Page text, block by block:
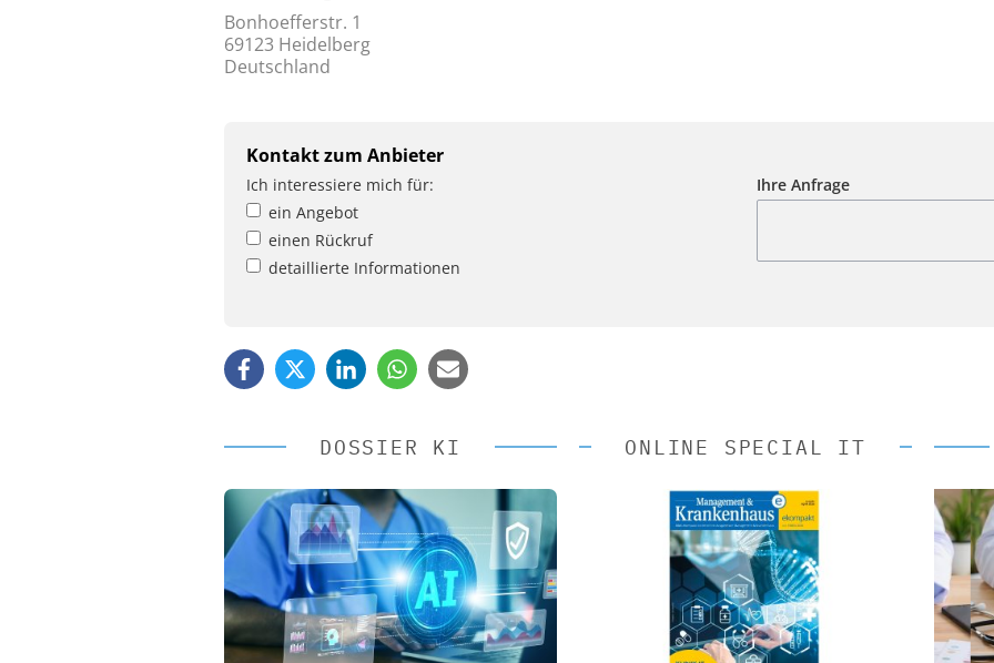
Bonhoefferstr. 1
69123 Heidelberg
Deutschland
Kontakt zum Anbieter
Ich interessiere mich für:
ein Angebot
einen Rückruf
detaillierte Informationen
Ihre Anfrage
DOSSIER KI ONLINE SPECIAL IT